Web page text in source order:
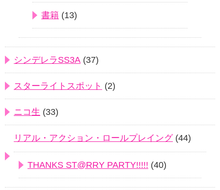
書籍 (13)
シンデレラSS3A (37)
スターライトスポット (2)
ニコ生 (33)
リアル・アクション・ロールプレイング(44)
THANKS ST@RRY PARTY!!!!! (40)